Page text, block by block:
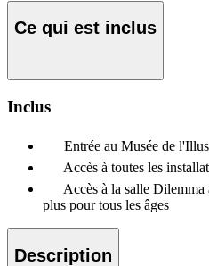
Ce qui est inclus
Inclus
Entrée au Musée de
Accès à toutes les
Accès à la salle
plus pour tous les âges
Description